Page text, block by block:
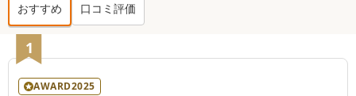
おすすめ 口コミ評価
下伊那郡下條村
1
AWARD2025